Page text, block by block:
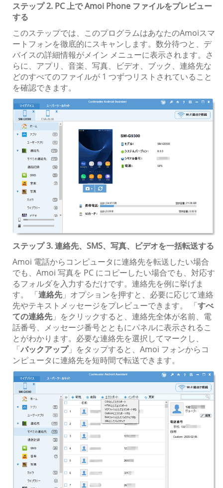
ステップ 2. PC 上で Amoi Phone ファイルをプレビュー
する
このステップでは、このプログラムはあなたのAmoiスマ
ートフォンを徹底的にスキャンします。数分待つと、デ
バイスの詳細情報がメイン メニューに表示されます。さ
らに、アプリ、音楽、写真、ビデオ、ブック、連絡先な
どのすべてのファイルが 1 つずつリストされていること
を確認できます。
ステップ 3. 連絡先、SMS、写真、ビデオを一括転送する
Amoi 電話からコンピュータに連絡先を転送したい場合
でも、Amoi 写真を PC にコピーしたい場合でも、対応す
るフォルダを入力するだけです。連絡先を例に挙げま
す。 「連絡先」オプションを押すと、必要に応じて連絡
先やテキストメッセージをプレビューできます。 「すべ
ての連絡先」をクリックすると、連絡先全体が名前、電
話番号、メッセージ番号とともにパネルに表示されるこ
とがわかります。必要な連絡先を選択してマークし、
「バックアップ」をタップすると、Amoi フォンからコ
ンピュータに連絡先を短時間で転送できます。